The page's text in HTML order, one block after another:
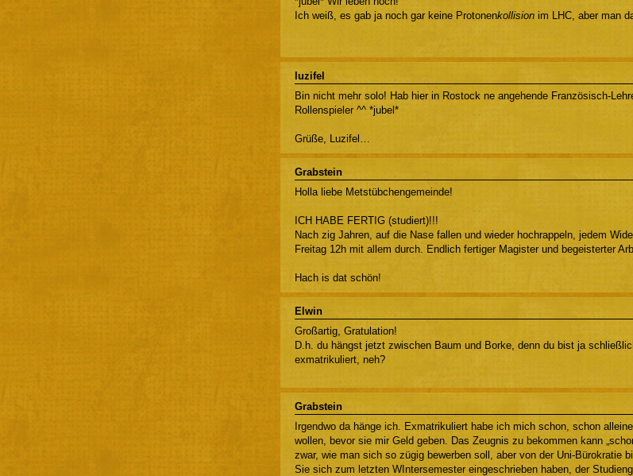
Ich weiß, es gab ja noch gar keine Protonenkollision im LHC, aber man
luzifel
Bin nicht mehr solo! Hab hier in Rostock ne angehende Französisch-
Rollenspieler ^^ *jubel*
Grüße, Luzifel…
Grabstein
Holla liebe Metstübchengemeinde!
ICH HABE FERTIG (studiert)!!!
Nach zig Jahren, auf die Nase fallen und wieder hochrappeln, jedem
Freitag 12h mit allem durch. Endlich fertiger Magister und begeisterter
Hach is dat schön!
Elwin
Großartig, Gratulation!
D.h. du hängst jetzt zwischen Baum und Borke, denn du bist ja
exmatrikuliert, neh?
Grabstein
Irgendwo da hänge ich. Exmatrikuliert habe ich mich schon, schon
wollen, bevor sie mir Geld geben. Das Zeugnis zu bekommen kann
zwar, wie man sich so zügig bewerben soll, aber von der Uni-Bürokratie
Sie sich zum letzten WIntersemester eingeschrieben haben, der